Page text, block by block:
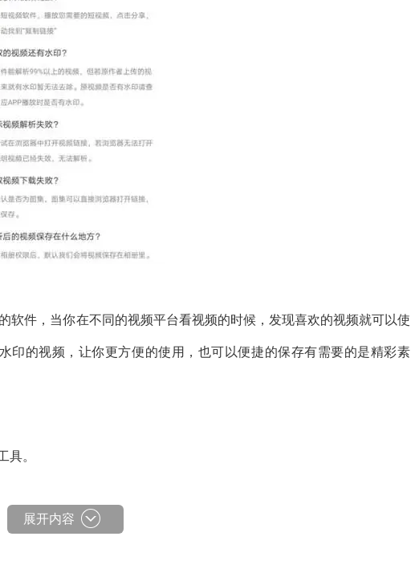
软件，当你在不同的视频平台看视频的时候，发现喜欢的视频就可以使
印的视频，让你更方便的使用，也可以便捷的保存有需要的是精彩素
具。
动解析。
展开内容